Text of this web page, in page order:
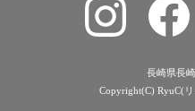
長崎県長
Copyright(C) RyuC(